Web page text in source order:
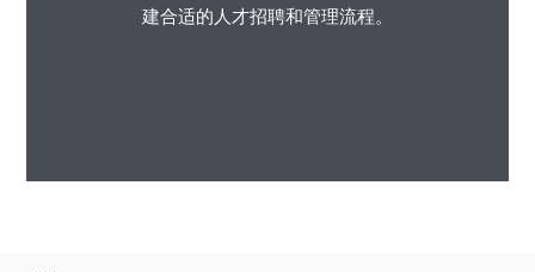
建合适的人才招聘和管理流程。